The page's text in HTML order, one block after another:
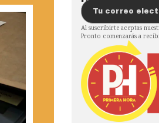
Al suscribirte aceptas
Pronto comenzarás a